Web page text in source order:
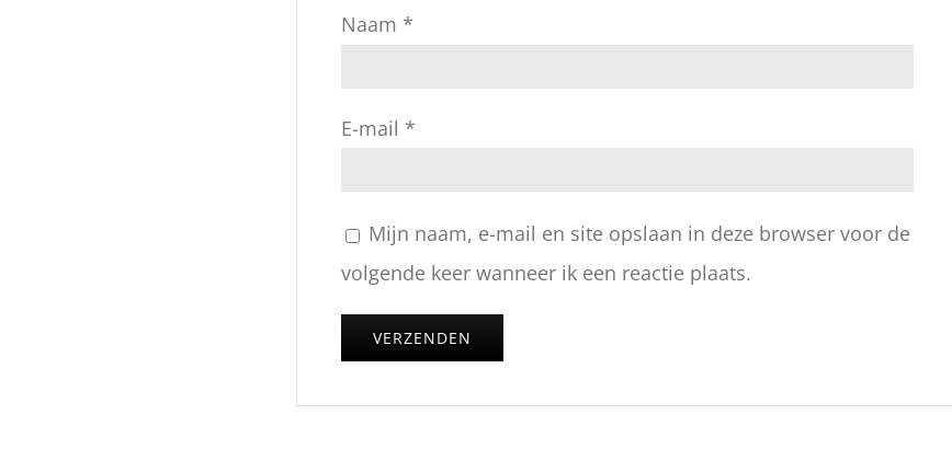
Naam *
E-mail *
Mijn naam, e-mail en site opslaan in deze browser voor de
volgende keer wanneer ik een reactie plaats.